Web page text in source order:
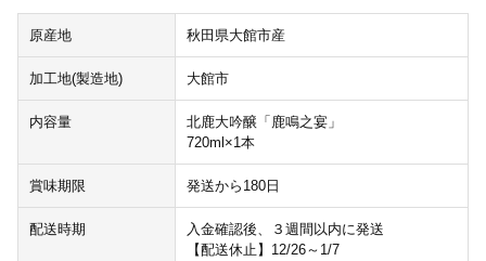
原産地 秋田県大館市産
加工地(製造地) 大館市
内容量
北鹿大吟醸「鹿鳴之宴」
720ml×1本
賞味期限 発送から180日
配送時期
入金確認後、３週間以内に発送
【配送休止】12/26～1/7